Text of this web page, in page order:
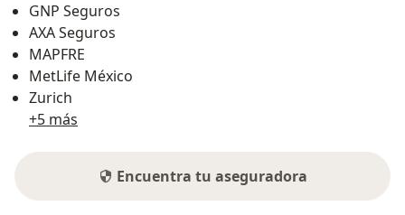
GNP Seguros
AXA Seguros
MAPFRE
MetLife México
Zurich
+5 más
Encuentra tu aseguradora